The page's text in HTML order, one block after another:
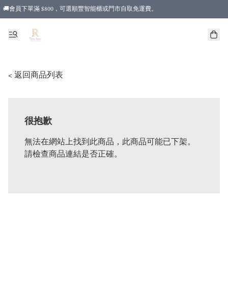
🚚會員下單滿 $800，可選順豐智能櫃或門市自取免運費。
< 返回商品列表
很抱歉
無法在網站上找到此商品，此商品可能已下架。
請檢查商品連結是否正確。